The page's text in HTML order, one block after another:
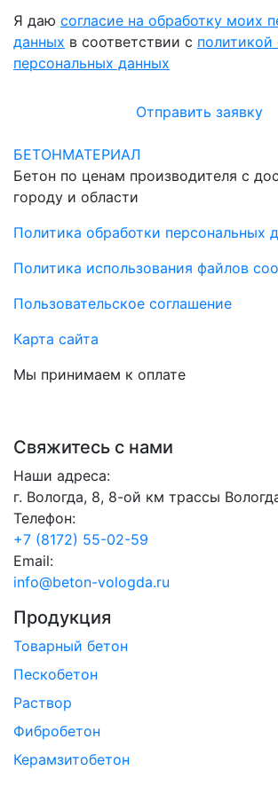
Я даю согласие на обработку моих
данных в соответствии с политикой
персональных данных
Отправить заявку
БЕТОНМАТЕРИАЛ
Бетон по ценам производителя с
городу и области
Политика обработки персональных
Политика использования файлов
Пользовательское соглашение
Карта сайта
Мы принимаем к оплате
Свяжитесь с нами
Наши адреса:
г. Вологда, 8, 8-ой км трассы
Телефон:
+7 (8172) 55-02-59
Email:
info@beton-vologda.ru
Продукция
Товарный бетон
Пескобетон
Раствор
Фибробетон
Керамзитобетон